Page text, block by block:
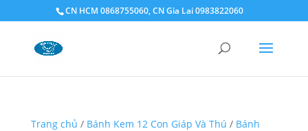
CN HCM 0868755060, CN Gia Lai 0983822060
Trang chủ / Bánh Kem 12 Con Giáp Và Thú / Bánh